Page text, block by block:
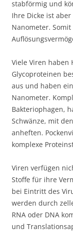
stabförmig und
Ihre Dicke ist
Nanometer.
Viele Viren
Glycoproteinen
aus und haben
Nanometer.
Bakteriophagen,
Schwänze, mit
anheften.
komplexe
Viren verfügen
Stoffe für ihre
bei Eintritt des
werden durch
RNA oder DNA
und